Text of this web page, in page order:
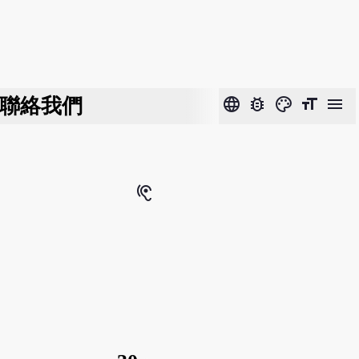
聯絡我們 language bug_report color_lens format_size menu
hearing